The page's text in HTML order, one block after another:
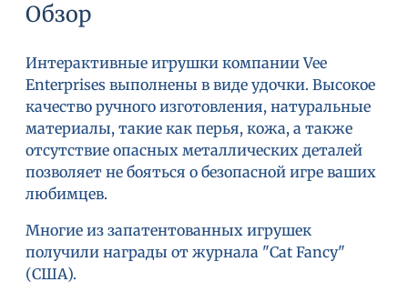
Обзор
Интерактивные игрушки компании Vee
Enterprises выполнены в виде удочки. Высокое
качество ручного изготовления, натуральные
материалы, такие как перья, кожа, а также
отсутствие опасных металлических деталей
позволяет не бояться о безопасной игре ваших
любимцев.
Многие из запатентованных игрушек
получили награды от журнала "Cat Fancy"
(США).